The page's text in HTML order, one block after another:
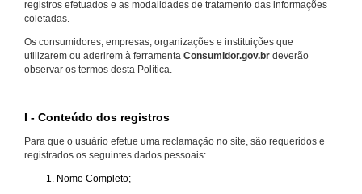
registros efetuados e as modalidades de tratamento das informações
coletadas.
Os consumidores, empresas, organizações e instituições que
utilizarem ou aderirem à ferramenta Consumidor.gov.br deverão
observar os termos desta Política.
I - Conteúdo dos registros
Para que o usuário efetue uma reclamação no site, são requeridos e
registrados os seguintes dados pessoais:
Nome Completo;